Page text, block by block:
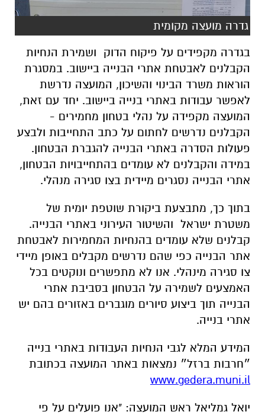
גדרה מועצה מקומית
בגדרה מקפידים על פיקוח הדוק ושמירת הנחיות
הקבלנים לאבטחת אתרי הבנייה ביישוב. במסגרת
הוראות משרד הבינוי והשיכון, המועצה נדרשת
לאפשר עבודות באתרי בנייה ביישוב. יחד עם זאת,
המועצה מקפידה על נהלי בטחון מחמירים -
הקבלנים נדרשים לחתום על כתב התחייבות ולבצע
פעולות הסדרה באתרי הבנייה להגברת הבטחון.
במידה והקבלנים לא עומדים בהתחייבויות הבטחון,
אתרי הבנייה נסגרים מיידית בצו סגירה מנהלי.
בתוך כך, מתבצעת ביקורת שוטפת יומית של
משטרת ישראל והשיטור העירוני באתרי הבנייה.
קבלנים שלא עומדים בהנחיות המחמירות לאבטחת
אתר הבנייה כפי שהם נדרשים מקבלים באופן מיידי
צו סגירה מינהלי. אנו לא מתפשרים ונוקטים בכל
האמצעים לשמירה על הבטחון בסביבת אתרי
הבנייה תוך ביצוע סיורים מוגברים באזורים בהם יש
אתרי בנייה.
המידע המלא לגבי הנחיות העבודות באתרי בנייה
״חרבות ברזל״ נמצאות באתר המועצה בכתובת
www.gedera.muni.il
יואל גמליאל ראש המועצה: "אנו פועלים על פי